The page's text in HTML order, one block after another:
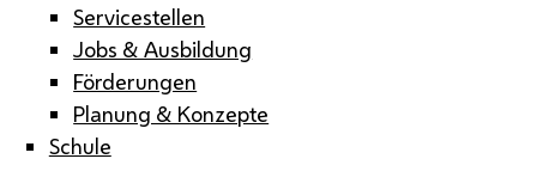
Servicestellen
Jobs & Ausbildung
Förderungen
Planung & Konzepte
Schule